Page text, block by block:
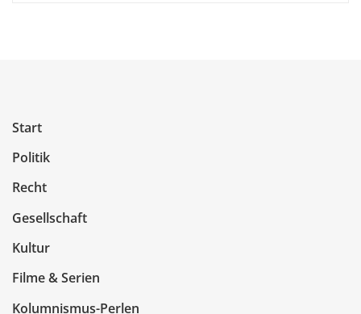
Start
Politik
Recht
Gesellschaft
Kultur
Filme & Serien
Kolumnismus-Perlen